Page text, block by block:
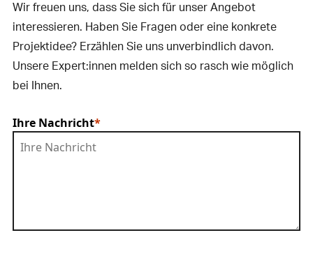
Wir freuen uns, dass Sie sich für unser Angebot
interessieren. Haben Sie Fragen oder eine konkrete
Projektidee? Erzählen Sie uns unverbindlich davon.
Unsere Expert:innen melden sich so rasch wie möglich
bei Ihnen.
Ihre Nachricht